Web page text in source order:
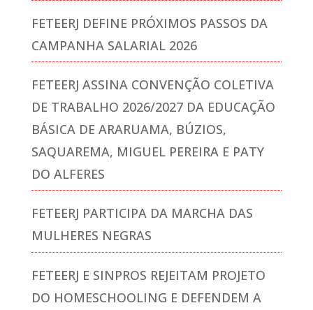
FETEERJ DEFINE PRÓXIMOS PASSOS DA
CAMPANHA SALARIAL 2026
FETEERJ ASSINA CONVENÇÃO COLETIVA
DE TRABALHO 2026/2027 DA EDUCAÇÃO
BÁSICA DE ARARUAMA, BÚZIOS,
SAQUAREMA, MIGUEL PEREIRA E PATY
DO ALFERES
FETEERJ PARTICIPA DA MARCHA DAS
MULHERES NEGRAS
FETEERJ E SINPROS REJEITAM PROJETO
DO HOMESCHOOLING E DEFENDEM A